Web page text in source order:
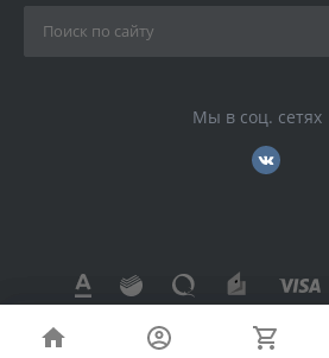
Мы в соц. сетях
© 2026 , Все права